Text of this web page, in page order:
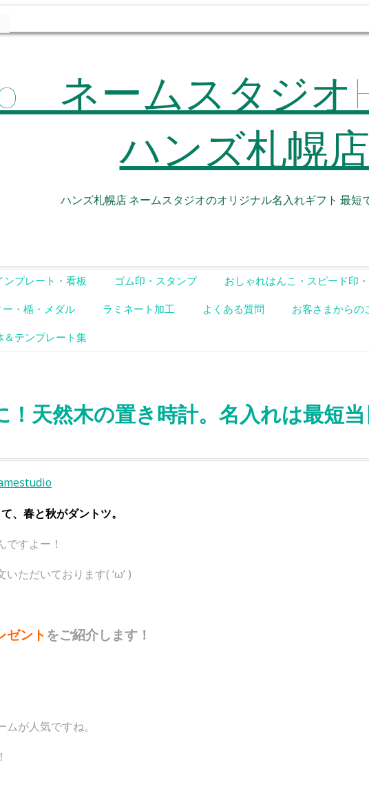
ネームスタ
ハンズ札幌店
ハンズ札幌店 ネームスタジオのオリジナル名入れギフト 最短
プレート・看板 ゴム印・スタンプ おしゃれはんこ・スピード印
ー・楯・メダル ラミネート加工 よくある質問 お客さまからの
＆テンプレート集
天然木の置き時計。名入れは最短当
、春と秋がダントツ。
すよー！
ただいております( ‘ω’ )
ゼントをご紹介します！
が人気ですね。